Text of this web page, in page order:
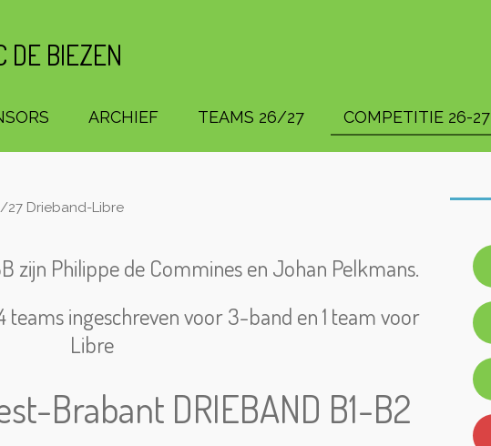
DE BIEZEN
ARCHIEF TEAMS 26/27 COMPETITIE 26-27
27 Drieband-Libre
zijn Philippe de Commines en Johan Pelkmans.
ingeschreven voor 3-band en 1 team voor
Libre
Brabant DRIEBAND B1-B2